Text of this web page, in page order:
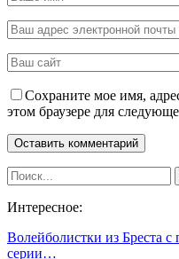
Сохраните мое имя,
этом браузере для
Интересное:
Волейболистки из Бреста
серии…